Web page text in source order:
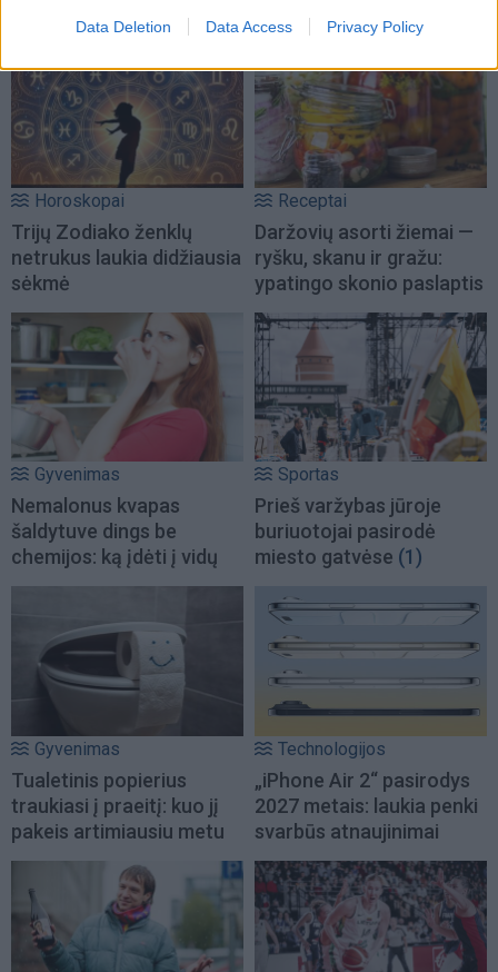
Data Deletion Data Access Privacy Policy
Horoskopai
Trijų Zodiako ženklų
netrukus laukia didžiausia
sėkmė
Receptai
Daržovių asorti žiemai —
ryšku, skanu ir gražu:
ypatingo skonio paslaptis
Gyvenimas
Nemalonus kvapas
šaldytuve dings be
chemijos: ką įdėti į vidų
Sportas
Prieš varžybas jūroje
buriuotojai pasirodė
miesto gatvėse (1)
Gyvenimas
Tualetinis popierius
traukiasi į praeitį: kuo jį
pakeis artimiausiu metu
Technologijos
„iPhone Air 2“ pasirodys
2027 metais: laukia penki
svarbūs atnaujinimai